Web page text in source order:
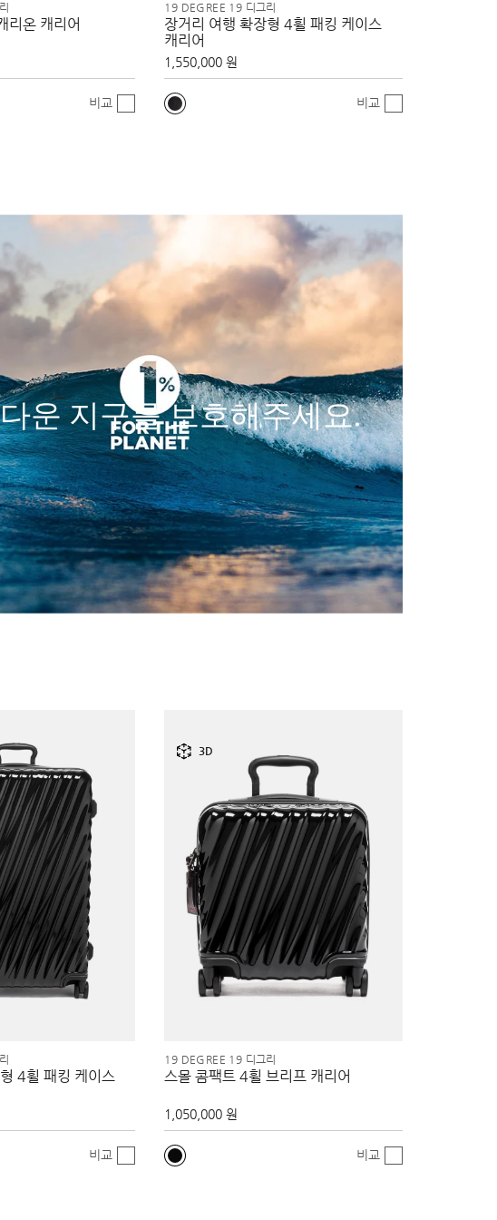
리온 캐리어
비교
19 DEGREE 19 디그리
장거리 여행 확장형 4휠 패킹 케이스
캐리어
1,550,000 원
비교
운 지구를 보호해주세요.
4휠 패킹 케이스
비교
3D
19 DEGREE 19 디그리
스몰 콤팩트 4휠 브리프 캐리어
1,050,000 원
비교